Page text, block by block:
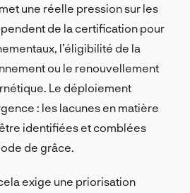
une réelle pression sur les
de la certification pour
l’éligibilité de la
ou le renouvellement
Le déploiement
: les lacunes en matière
identifiées et comblées
de grâce.
exige une priorisation